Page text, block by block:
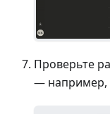
Проверьте
— например,